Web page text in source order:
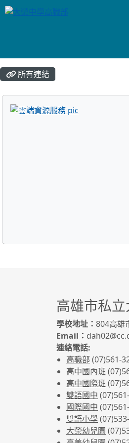
所有連結
高雄市私
學校地址： 804高雄
Email：
連絡電話:
高職部 (07)561-
高中國內班
高中國際班
雙語國中
國際國中
雙語小學
大榮幼兒園